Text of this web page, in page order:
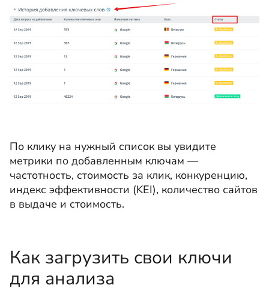
По клику на нужный список вы увидите
метрики по добавленным ключам —
частотность, стоимость за клик, конкуренцию,
индекс эффективности (KEI), количество сайтов
в выдаче и стоимость.
Как загрузить свои ключи
для анализа